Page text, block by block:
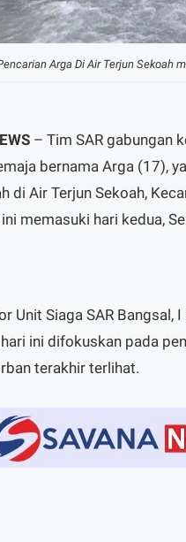
Arga Di Air Terjun Sekoah
– Tim SAR gabungan
bernama Arga (17),
di Air Terjun Sekoah,
memasuki hari kedua,
Unit Siaga SAR Bangsal,
ini difokuskan pada
terakhir terlihat.